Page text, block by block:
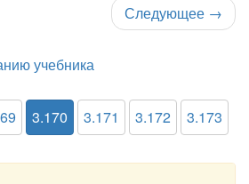
Следующее →
учебника
3.170 3.171 3.172 3.173